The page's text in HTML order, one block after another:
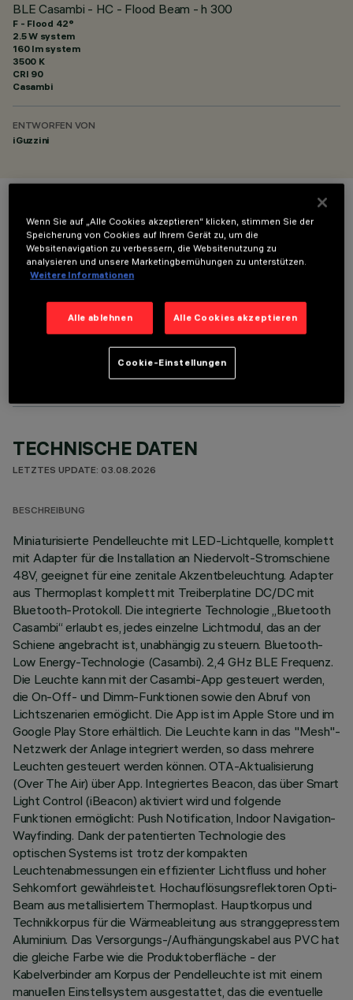
BLE Casambi - HC - Flood Beam - h 300
F - Flood 42°
2.5 W system
160 lm system
3500 K
CRI 90
Casambi
ENTWORFEN VON
iGuzzini
FARBE
OPTIONALE KOMPONENTEN
TECHNISCHE DATEN
LETZTES UPDATE: 03.08.2026
BESCHREIBUNG
Miniaturisierte Pendelleuchte mit LED-Lichtquelle, komplett
mit Adapter für die Installation an Niedervolt-Stromschiene
48V, geeignet für eine zenitale Akzentbeleuchtung. Adapter
aus Thermoplast komplett mit Treiberplatine DC/DC mit
Bluetooth-Protokoll. Die integrierte Technologie „Bluetooth
Casambi“ erlaubt es, jedes einzelne Lichtmodul, das an der
Schiene angebracht ist, unabhängig zu steuern. Bluetooth-
Low Energy-Technologie (Casambi). 2,4 GHz BLE Frequenz.
Die Leuchte kann mit der Casambi-App gesteuert werden,
die On-Off- und Dimm-Funktionen sowie den Abruf von
Lichtszenarien ermöglicht. Die App ist im Apple Store und im
Google Play Store erhältlich. Die Leuchte kann in das "Mesh"-
Netzwerk der Anlage integriert werden, so dass mehrere
Leuchten gesteuert werden können. OTA-Aktualisierung
(Over The Air) über App. Integriertes Beacon, das über Smart
Light Control (iBeacon) aktiviert wird und folgende
Funktionen ermöglicht: Push Notification, Indoor Navigation-
Wayfinding. Dank der patentierten Technologie des
optischen Systems ist trotz der kompakten
Leuchtenabmessungen ein effizienter Lichtfluss und hoher
Sehkomfort gewährleistet. Hochauflösungsreflektoren Opti-
Beam aus metallisiertem Thermoplast. Hauptkorpus und
Technikkorpus für die Wärmeableitung aus stranggepresstem
Aluminium. Das Versorgungs-/Aufhängungskabel aus PVC hat
die gleiche Farbe wie die Produktoberfläche - der
Kabelverbinder am Korpus der Pendelleuchte ist mit einem
manuellen Einstellsystem ausgestattet, das die eventuelle
Wenn Sie auf „Alle Cookies akzeptieren“ klicken, stimmen Sie der
Speicherung von Cookies auf Ihrem Gerät zu, um die
Websitenavigation zu verbessern, die Websitenutzung zu
analysieren und unsere Marketingbemühungen zu unterstützen.
Weitere Informationen
Alle ablehnen Alle Cookies akzeptieren
Cookie-Einstellungen